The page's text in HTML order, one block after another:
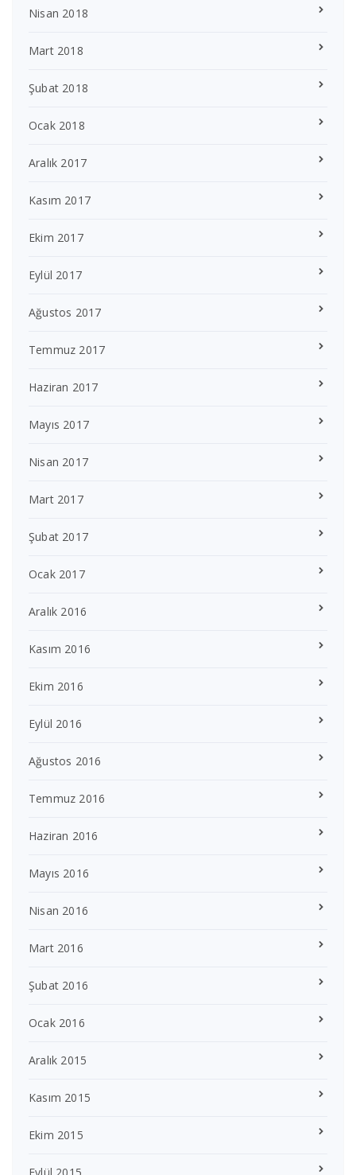
Nisan 2018
Mart 2018
Şubat 2018
Ocak 2018
Aralık 2017
Kasım 2017
Ekim 2017
Eylül 2017
Ağustos 2017
Temmuz 2017
Haziran 2017
Mayıs 2017
Nisan 2017
Mart 2017
Şubat 2017
Ocak 2017
Aralık 2016
Kasım 2016
Ekim 2016
Eylül 2016
Ağustos 2016
Temmuz 2016
Haziran 2016
Mayıs 2016
Nisan 2016
Mart 2016
Şubat 2016
Ocak 2016
Aralık 2015
Kasım 2015
Ekim 2015